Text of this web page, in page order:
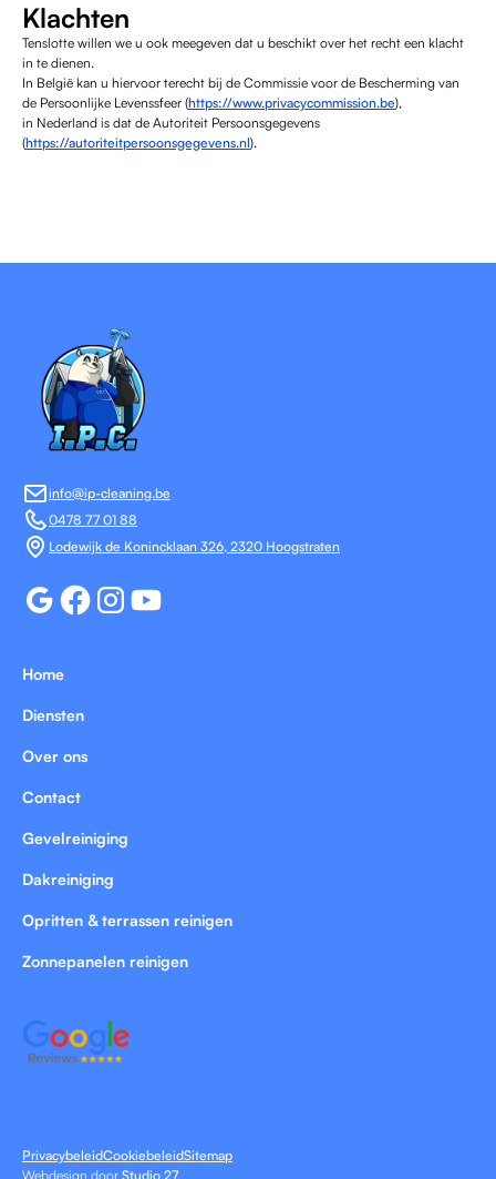
Klachten
Tenslotte willen we u ook meegeven dat u beschikt over het recht een klacht
in te dienen.
In België kan u hiervoor terecht bij de Commissie voor de Bescherming van
de Persoonlijke Levenssfeer (https://www.privacycommission.be),
in Nederland is dat de Autoriteit Persoonsgegevens
(https://autoriteitpersoonsgegevens.nl).
info@ip-cleaning.be
0478 77 01 88
Lodewijk de Konincklaan 326, 2320 Hoogstraten
Home
Diensten
Over ons
Contact
Gevelreiniging
Dakreiniging
Opritten & terrassen reinigen
Zonnepanelen reinigen
Webdesign door Studio 27
PrivacybeleidCookiebeleidSitemap